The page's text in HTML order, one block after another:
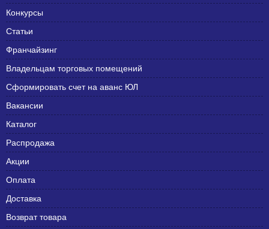
Конкурсы
Статьи
Франчайзинг
Владельцам торговых помещений
Сформировать счет на аванс ЮЛ
Вакансии
Каталог
Распродажа
Акции
Оплата
Доставка
Возврат товара